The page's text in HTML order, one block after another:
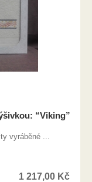
“Viking”
vyráběné ...
1 217,00 Kč